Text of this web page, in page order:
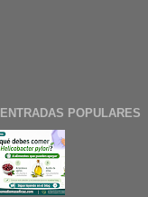
ENTRADAS POPULARES